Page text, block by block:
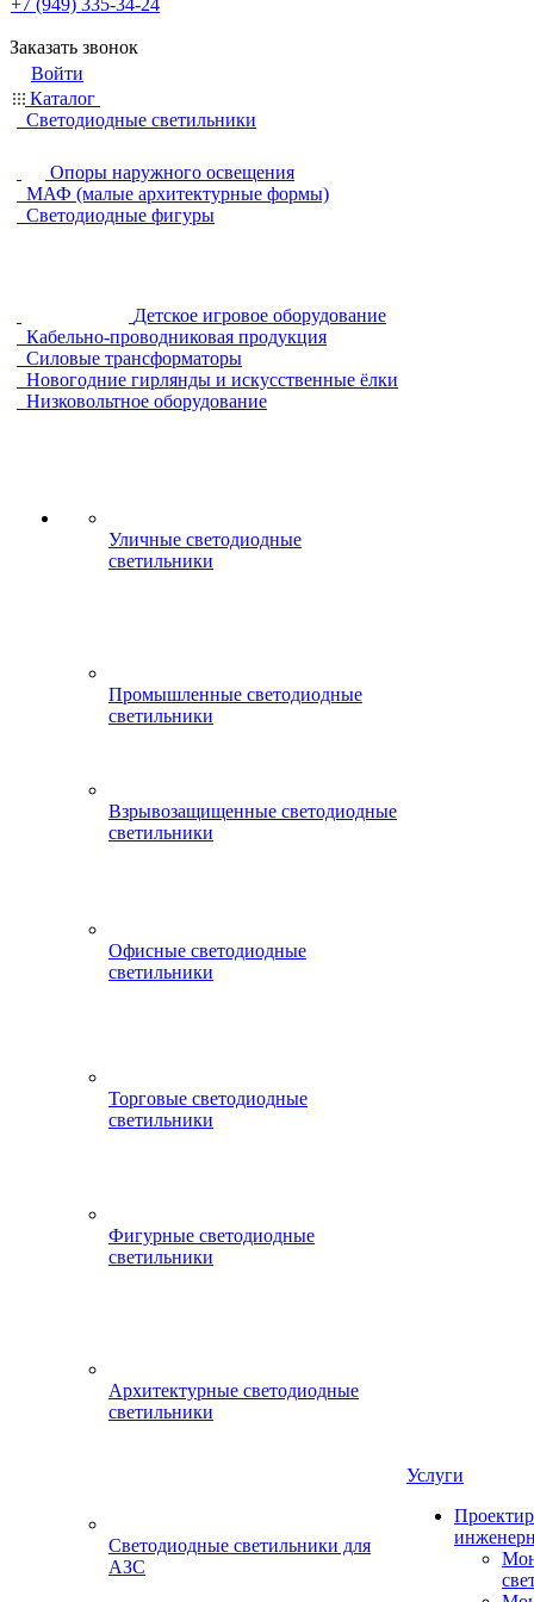
+7 (949) 335-34-24
Заказать звонок
Войти
Каталог
Светодиодные светильники
Опоры наружного освещения
МАФ (малые архитектурные формы)
Светодиодные фигуры
Детское игровое оборудование
Кабельно-проводниковая продукция
Силовые трансформаторы
Новогодние гирлянды и искусственные ёлки
Низковольтное оборудование
Уличные светодиодные
светильники
Промышленные светодиодные
светильники
Взрывозащищенные светодиодные
светильники
Офисные светодиодные
светильники
Торговые светодиодные
светильники
Фигурные светодиодные
светильники
Архитектурные светодиодные
светильники
Светодиодные светильники для
АЗС
Услуги